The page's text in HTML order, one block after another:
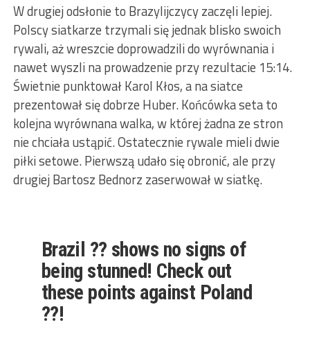
W drugiej odsłonie to Brazylijczycy zaczęli lepiej.
Polscy siatkarze trzymali się jednak blisko swoich
rywali, aż wreszcie doprowadzili do wyrównania i
nawet wyszli na prowadzenie przy rezultacie 15:14.
Świetnie punktował Karol Kłos, a na siatce
prezentował się dobrze Huber. Końcówka seta to
kolejna wyrównana walka, w której żadna ze stron
nie chciała ustąpić. Ostatecznie rywale mieli dwie
piłki setowe. Pierwszą udało się obronić, ale przy
drugiej Bartosz Bednorz zaserwował w siatkę.
Brazil ?? shows no signs of
being stunned! Check out
these points against Poland
??!